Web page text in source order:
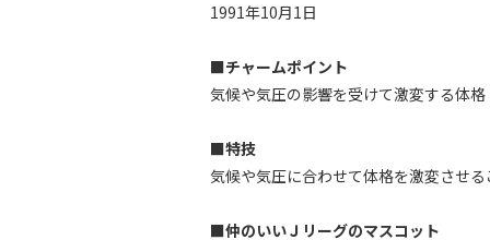
1991年10月1日
■チャームポイント
気候や気圧の影響を受けて激変する体格
■特技
気候や気圧に合わせて体格を激変させる
■仲のいいＪリーグのマスコット